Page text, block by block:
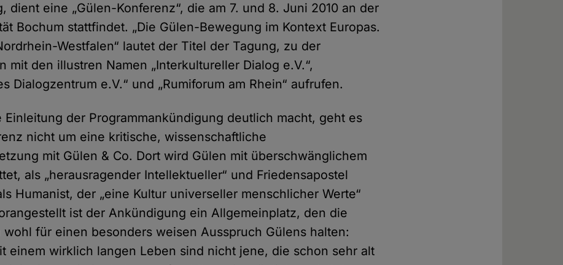
dient eine „Gülen-Konferenz“, die am 7. und 8. Juni 2010 an der
Bochum stattfindet. „Die Gülen-Bewegung im Kontext Europas.
Westfalen“ lautet der Titel der Tagung, zu der
mit den illustren Namen „Interkultureller Dialog e.V.“,
Dialogzentrum e.V.“ und „Rumiforum am Rhein“ aufrufen.
Einleitung der Programmankündigung deutlich macht, geht es
nicht um eine kritische, wissenschaftliche
mit Gülen & Co. Dort wird Gülen mit überschwänglichem
als „herausragender Intellektueller“ und Friedensapostel
Humanist, der „eine Kultur universeller menschlicher Werte“
ist der Ankündigung ein Allgemeinplatz, den die
wohl für einen besonders weisen Ausspruch Gülens halten:
einem wirklich langen Leben sind nicht jene, die schon sehr alt